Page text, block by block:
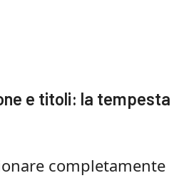
e titoli: la tempesta
completamente